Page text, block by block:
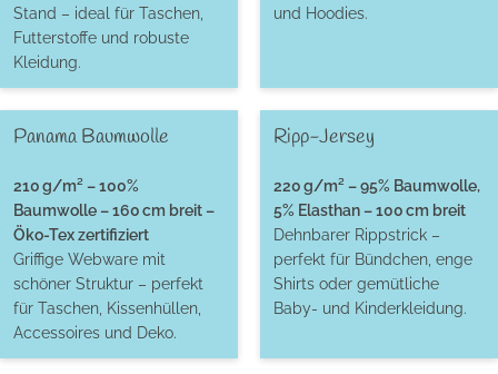
Stand – ideal für Taschen,
Futterstoffe und robuste
Kleidung.
und Hoodies.
Panama Baumwolle
210 g/m² – 100%
Baumwolle – 160 cm breit –
Öko-Tex zertifiziert
Griffige Webware mit
schöner Struktur – perfekt
für Taschen, Kissenhüllen,
Accessoires und Deko.
Ripp-Jersey
220 g/m² – 95% Baumwolle,
5% Elasthan – 100 cm breit
Dehnbarer Rippstrick –
perfekt für Bündchen, enge
Shirts oder gemütliche
Baby- und Kinderkleidung.